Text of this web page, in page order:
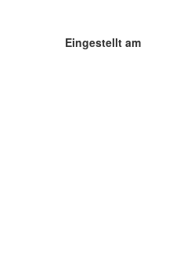
Eingestellt am